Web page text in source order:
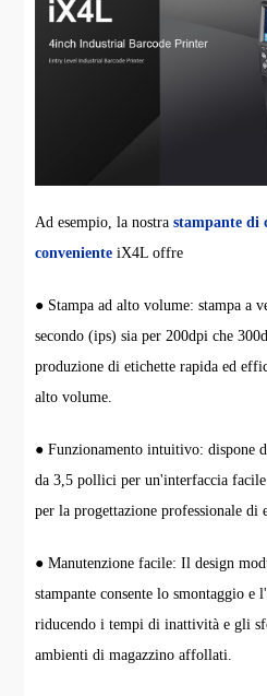
Ad esempio, la nostrastampante di
conveniente iX4L offre
● Stampa ad alto volume: stampa a
secondo (ips) sia per 200dpi che
produzione di etichette rapida ed
alto volume.
● Funzionamento intuitivo: dispone
da 3,5 pollici per un'interfaccia facile
per la progettazione professionale di
● Manutenzione facile: Il design
stampante consente lo smontaggio e
riducendo i tempi di inattività e gli
ambienti di magazzino affollati.